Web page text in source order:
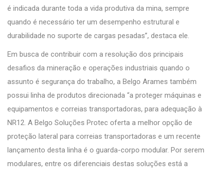
é indicada durante toda a vida produtiva da mina, sempre
quando é necessário ter um desempenho estrutural e
durabilidade no suporte de cargas pesadas”, destaca ele.
Em busca de contribuir com a resolução dos principais
desafios da mineração e operações industriais quando o
assunto é segurança do trabalho, a Belgo Arames também
possui linha de produtos direcionada “a proteger máquinas e
equipamentos e correias transportadoras, para adequação à
NR12. A Belgo Soluções Protec oferta a melhor opção de
proteção lateral para correias transportadoras e um recente
lançamento desta linha é o guarda-corpo modular. Por serem
modulares, entre os diferenciais destas soluções está a